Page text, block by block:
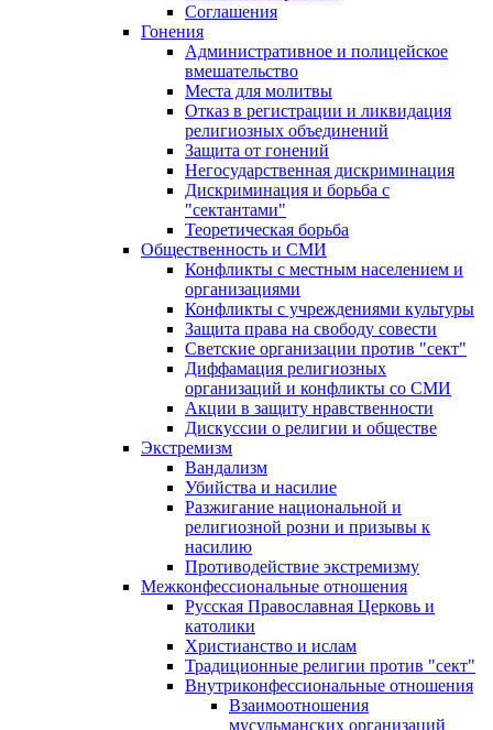
Соглашения
Гонения
Административное и полицейское
вмешательство
Места для молитвы
Отказ в регистрации и ликвидация
религиозных объединений
Защита от гонений
Негосударственная дискриминация
Дискриминация и борьба с
"сектантами"
Теоретическая борьба
Общественность и СМИ
Конфликты с местным населением и
организациями
Конфликты с учреждениями культуры
Защита права на свободу совести
Светские организации против "сект"
Диффамация религиозных
организаций и конфликты со СМИ
Акции в защиту нравственности
Дискуссии о религии и обществе
Экстремизм
Вандализм
Убийства и насилие
Разжигание национальной и
религиозной розни и призывы к
насилию
Противодействие экстремизму
Межконфессиональные отношения
Русская Православная Церковь и
католики
Христианство и ислам
Традиционные религии против "сект"
Внутриконфессиональные отношения
Взаимоотношения
мусульманских организаций